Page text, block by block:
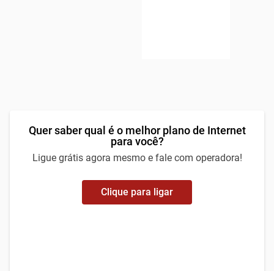
Quer saber qual é o melhor plano de Internet
para você?
Ligue grátis agora mesmo e fale com operadora!
Clique para ligar